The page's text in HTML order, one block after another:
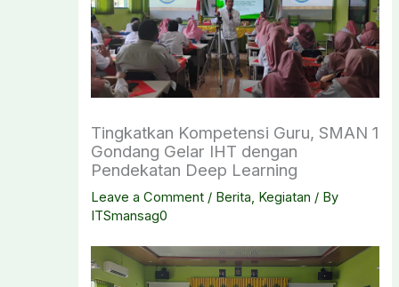
Tingkatkan Kompetensi Guru, SMAN 1
Gondang Gelar IHT dengan
Pendekatan Deep Learning
Leave a Comment / Berita, Kegiatan / By
ITSmansag0